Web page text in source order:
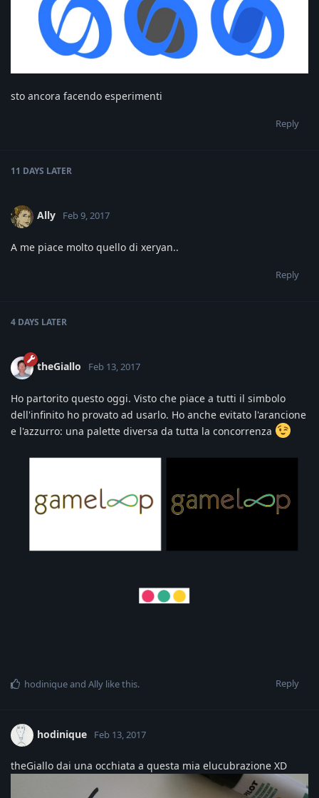
sto ancora facendo esperimenti
Reply
11 DAYS LATER
Ally Feb 9, 2017
A me piace molto quello di xeryan..
Reply
4 DAYS LATER
theGiallo Feb 13, 2017
Ho partorito questo oggi. Visto che piace a tutti il simbolo
dell'infinito ho provato ad usarlo. Ho anche evitato l'arancione
e l'azzurro: una palette diversa da tutta la concorrenza
Reply
hodiniqueand Ally like this.
hodinique Feb 13, 2017
theGiallo dai una occhiata a questa mia elucubrazione XD